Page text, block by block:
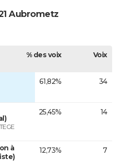
Aubrometz
% des voix Voix
61,82% 34
25,45% 14
à
12,73% 7